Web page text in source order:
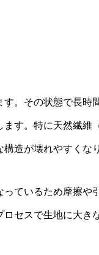
。その状態で長時
す。特に天然繊維
造が壊れやすくな
ているため摩擦や
セスで生地に大き